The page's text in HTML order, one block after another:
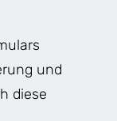
und
diese